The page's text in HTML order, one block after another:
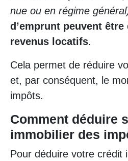
nue ou en régime
d’emprunt peuvent
revenus locatifs.
Cela permet de réduire
et, par conséquent, le
impôts.
Comment déduire
immobilier des
Pour déduire votre crédit